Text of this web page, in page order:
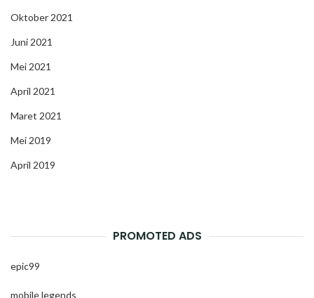
Oktober 2021
Juni 2021
Mei 2021
April 2021
Maret 2021
Mei 2019
April 2019
PROMOTED ADS
epic99
mobile legends